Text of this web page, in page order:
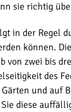
sie richtig
in der Regel
können.
von zwei bis
des
und auf
diese